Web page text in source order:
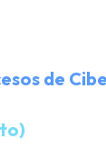
de